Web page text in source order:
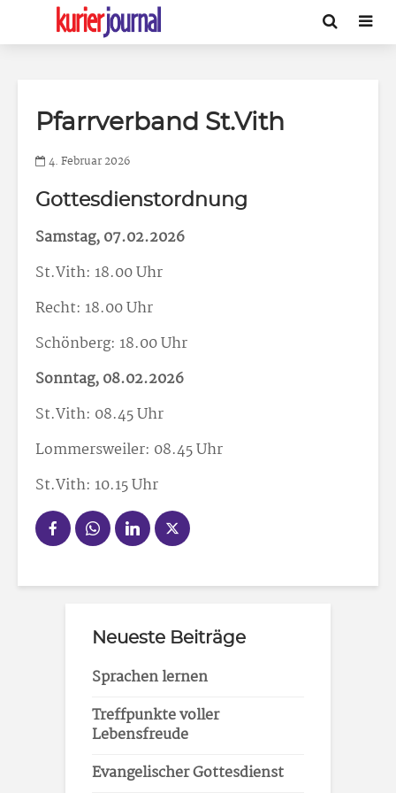
Pfarrverband St.Vith
4. Februar 2026
Gottesdienstordnung
Samstag, 07.02.2026
St.Vith: 18.00 Uhr
Recht: 18.00 Uhr
Schönberg: 18.00 Uhr
Sonntag, 08.02.2026
St.Vith: 08.45 Uhr
Lommersweiler: 08.45 Uhr
St.Vith: 10.15 Uhr
Neueste Beiträge
Sprachen lernen
Treffpunkte voller
Lebensfreude
Evangelischer Gottesdienst